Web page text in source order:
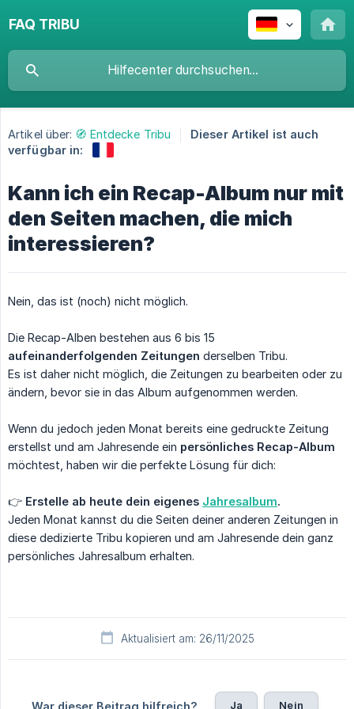
FAQ TRIBU
Artikel über: 🧭 Entdecke Tribu
Dieser Artikel ist auch
verfügbar in:
Kann ich ein Recap-Album nur mit
den Seiten machen, die mich
interessieren?
Nein, das ist (noch) nicht möglich.
Die Recap-Alben bestehen aus 6 bis 15
aufeinanderfolgenden Zeitungen derselben Tribu.
Es ist daher nicht möglich, die Zeitungen zu bearbeiten oder zu
ändern, bevor sie in das Album aufgenommen werden.
Wenn du jedoch jeden Monat bereits eine gedruckte Zeitung
erstellst und am Jahresende ein persönliches Recap-Album
möchtest, haben wir die perfekte Lösung für dich:
👉 Erstelle ab heute dein eigenes Jahresalbum.
Jeden Monat kannst du die Seiten deiner anderen Zeitungen in
diese dedizierte Tribu kopieren und am Jahresende dein ganz
persönliches Jahresalbum erhalten.
Aktualisiert am: 26/11/2025
War dieser Beitrag hilfreich? Ja Nein